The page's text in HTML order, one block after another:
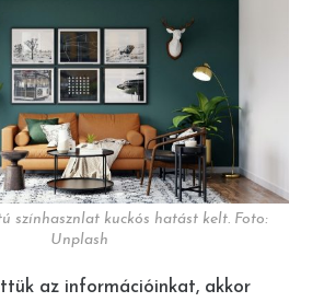
színhasznlat kuckós hatást kelt. Foto:
Unplash
az információinkat, akkor